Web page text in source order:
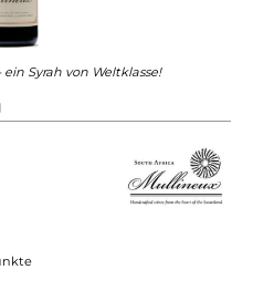
Syrah von Weltklasse!